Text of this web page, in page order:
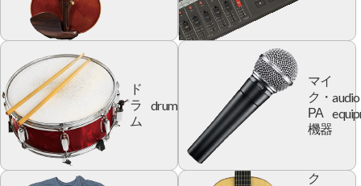
ド
ラ
ム
drum
マイ
ク・
PA
機器
audio
ク